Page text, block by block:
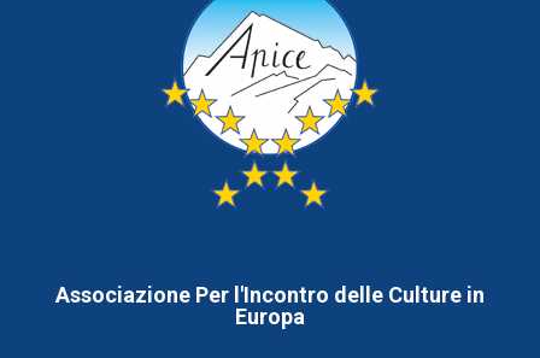
Associazione Per l'Incontro delle Culture in
Europa